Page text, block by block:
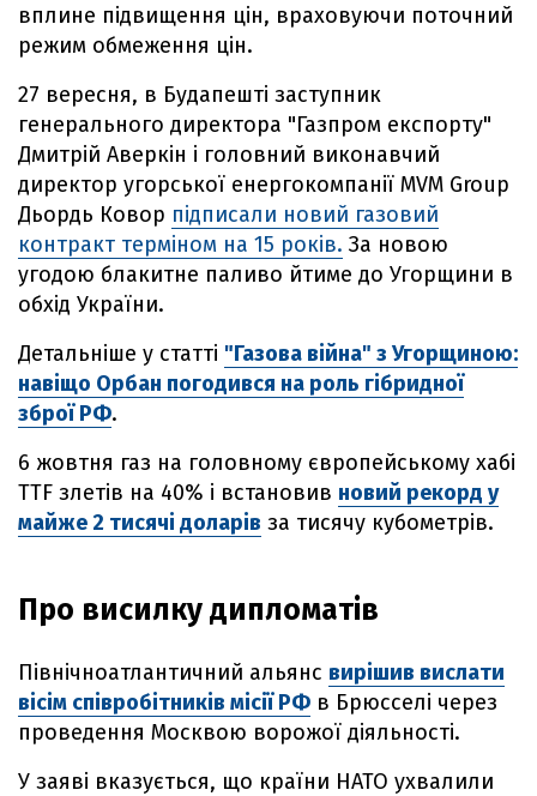
вплине підвищення цін, враховуючи поточний
режим обмеження цін.
27 вересня, в Будапешті заступник
генерального директора "Газпром експорту"
Дмитрій Аверкін і головний виконавчий
директор угорської енергокомпанії MVM Group
Дьордь Ковор підписали новий газовий
контракт терміном на 15 років. За новою
угодою блакитне паливо йтиме до Угорщини в
обхід України.
Детальніше у статті "Газова війна" з Угорщиною:
навіщо Орбан погодився на роль гібридної
зброї РФ.
6 жовтня газ на головному європейському хабі
TTF злетів на 40% і встановив новий рекорд у
майже 2 тисячі доларів за тисячу кубометрів.
Про висилку дипломатів
Північноатлантичний альянс вирішив вислати
вісім співробітників місії РФ в Брюсселі через
проведення Москвою ворожої діяльності.
У заяві вказується, що країни НАТО ухвалили